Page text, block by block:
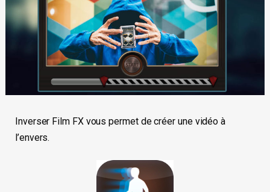
Inverser Film FX vous permet de créer une vidéo à
l’envers.